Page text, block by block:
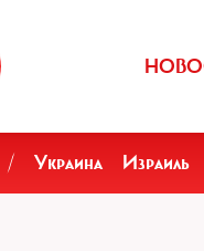
/ Украина Израиль